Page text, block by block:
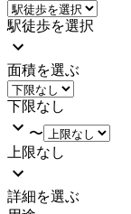
駅徒歩を選択
面積を選ぶ
下限なし
〜
上限なし
詳細を選ぶ